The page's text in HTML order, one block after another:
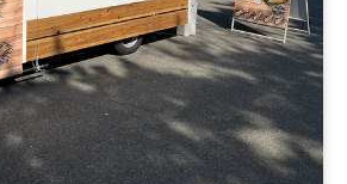
ップス、ロコモコ、ふりふりトッピ
種）、コーラ、ジンジャエール、ホッ
ジュース、カルピス、樽ハイレモン
キン（ドラム&サイ)、自家製メルティ
ドバーガー、手ごねJBハンバーグ弁
ス、グレープフルーツ、限定ハンバー